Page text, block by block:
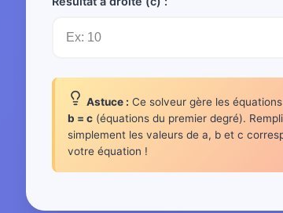
Astuce : Ce solveur gère les
b = c (équations du premier degré).
simplement les valeurs de a, b et c
votre équation !